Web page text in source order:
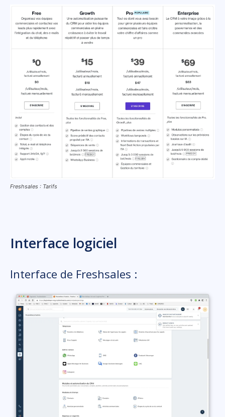
Freshsales : Tarifs
Interface logiciel
Interface de Freshsales :